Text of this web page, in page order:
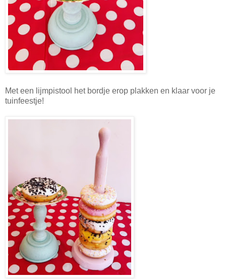
Met een lijmpistool het bordje erop plakken en klaar voor je
tuinfeestje!